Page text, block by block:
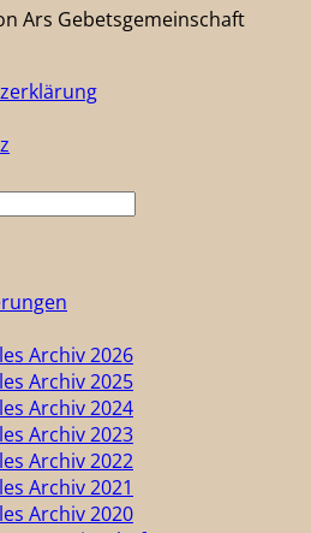
Ars Gebetsgemeinschaft
Archiv 2026
Archiv 2025
Archiv 2024
Archiv 2023
Archiv 2022
Archiv 2021
Archiv 2020